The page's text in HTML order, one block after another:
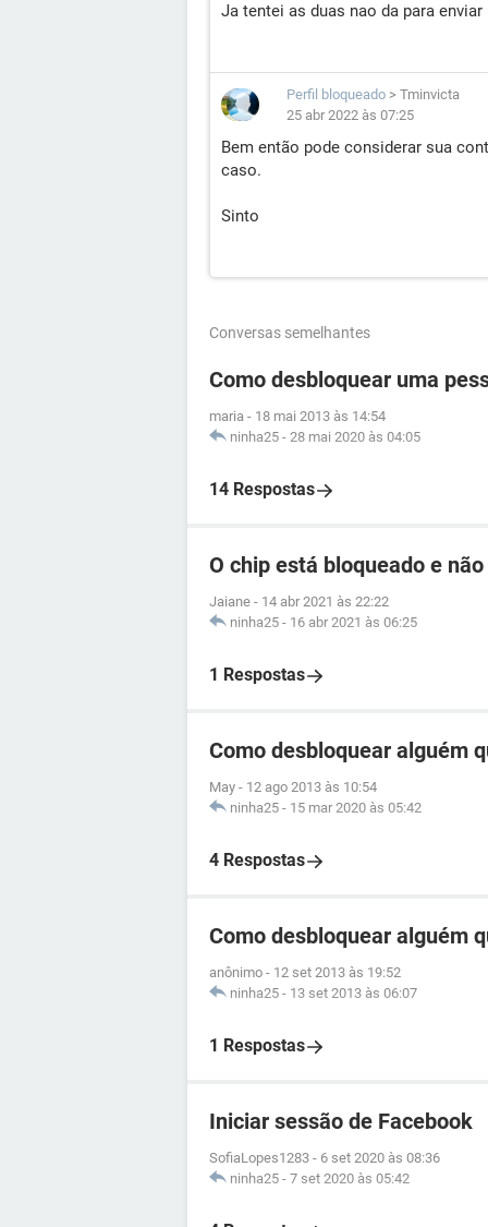
Ja tentei as duas nao da para enviar
Perfil bloqueado > Tminvicta
25 abr 2022 às 07:25
Bem então pode considerar sua
caso.
Sinto
Conversas semelhantes
Como desbloquear uma
maria - 18 mai 2013 às 14:54
ninha25 - 28 mai 2020 às 04:05
14 Respostas
O chip está bloqueado e
Jaiane - 14 abr 2021 às 22:22
ninha25 - 16 abr 2021 às 06:25
1 Respostas
Como desbloquear alguém
May - 12 ago 2013 às 10:54
ninha25 - 15 mar 2020 às 05:42
4 Respostas
Como desbloquear alguém
anônimo - 12 set 2013 às 19:52
ninha25 - 13 set 2013 às 06:07
1 Respostas
Iniciar sessão de Facebook
SofiaLopes1283 - 6 set 2020 às 08:36
ninha25 - 7 set 2020 às 05:42